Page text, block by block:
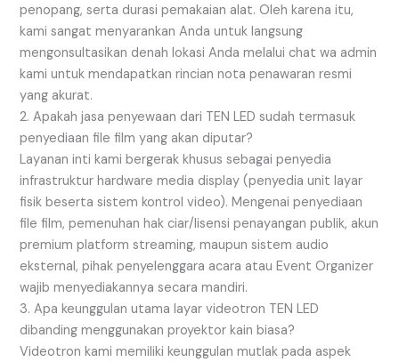
penopang, serta durasi pemakaian alat. Oleh karena itu,
kami sangat menyarankan Anda untuk langsung
mengonsultasikan denah lokasi Anda melalui chat wa admin
kami untuk mendapatkan rincian nota penawaran resmi
yang akurat.
2. Apakah jasa penyewaan dari TEN LED sudah termasuk
penyediaan file film yang akan diputar?
Layanan inti kami bergerak khusus sebagai penyedia
infrastruktur hardware media display (penyedia unit layar
fisik beserta sistem kontrol video). Mengenai penyediaan
file film, pemenuhan hak ciar/lisensi penayangan publik, akun
premium platform streaming, maupun sistem audio
eksternal, pihak penyelenggara acara atau Event Organizer
wajib menyediakannya secara mandiri.
3. Apa keunggulan utama layar videotron TEN LED
dibanding menggunakan proyektor kain biasa?
Videotron kami memiliki keunggulan mutlak pada aspek